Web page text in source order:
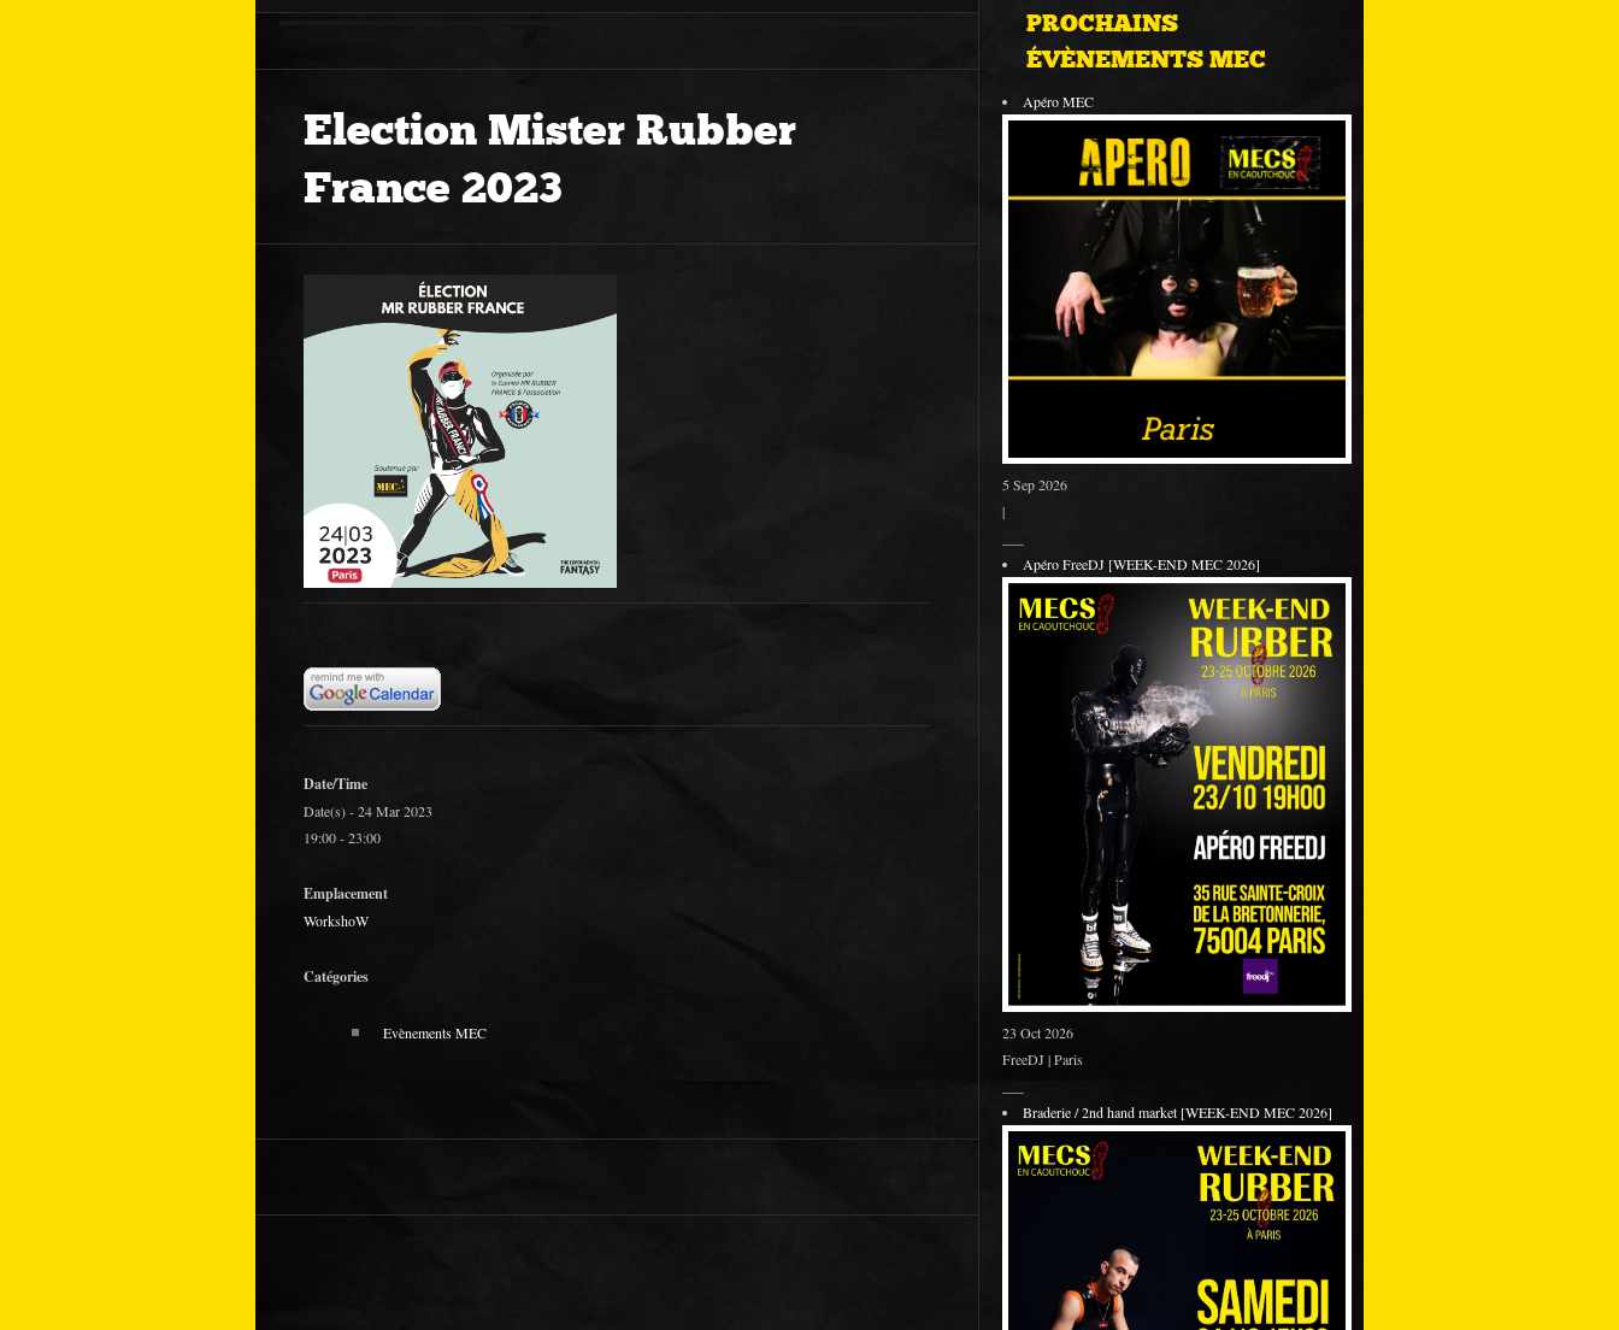
Election Mister Rubber
France 2023
Date/Time
Date(s) - 24 Mar 2023
19:00 - 23:00
Emplacement
WorkshoW
Catégories
Evènements MEC
PROCHAINS
ÉVÈNEMENTS MEC
Apéro MEC
5 Sep 2026
|
Apéro FreeDJ [WEEK-END MEC 2026]
23 Oct 2026
FreeDJ | Paris
Braderie / 2nd hand market [WEEK-END MEC 2026]